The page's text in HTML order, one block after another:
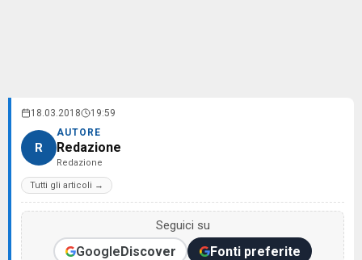
18.03.2018 19:59
R
AUTORE
Redazione
Redazione
Tutti gli articoli →
Seguici su
GoogleDiscover Fonti preferite